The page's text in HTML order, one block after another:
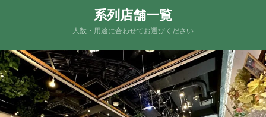
系列店舗一覧
人数・用途に合わせてお選びください